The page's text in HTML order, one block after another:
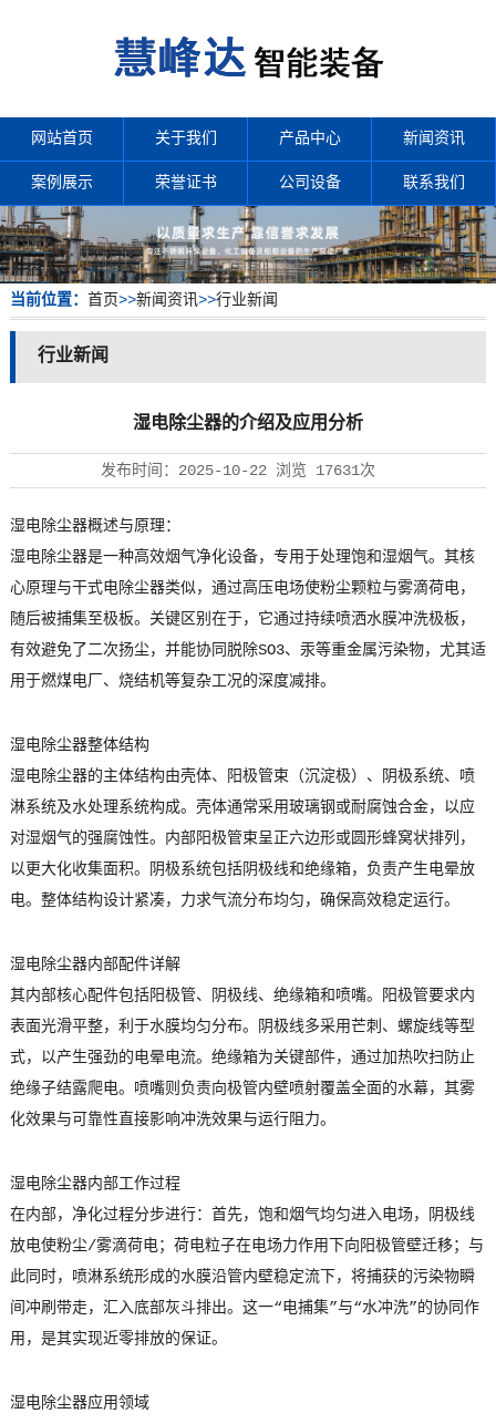
网站首页 关于我们 产品中心 新闻资讯
案例展示 荣誉证书 公司设备 联系我们
当前位置： 首页>>新闻资讯>>行业新闻
行业新闻
湿电除尘器的介绍及应用分析
发布时间： 2025-10-22浏览 17631次
湿电除尘器概述与原理：
湿电除尘器是一种高效烟气净化设备，专用于处理饱和湿烟气。其核
心原理与干式电除尘器类似，通过高压电场使粉尘颗粒与雾滴荷电，
随后被捕集至极板。关键区别在于，它通过持续喷洒水膜冲洗极板，
有效避免了二次扬尘，并能协同脱除SO3、汞等重金属污染物，尤其适
用于燃煤电厂、烧结机等复杂工况的深度减排。
湿电除尘器整体结构
湿电除尘器的主体结构由壳体、阳极管束（沉淀极）、阴极系统、喷
淋系统及水处理系统构成。壳体通常采用玻璃钢或耐腐蚀合金，以应
对湿烟气的强腐蚀性。内部阳极管束呈正六边形或圆形蜂窝状排列，
以更大化收集面积。阴极系统包括阴极线和绝缘箱，负责产生电晕放
电。整体结构设计紧凑，力求气流分布均匀，确保高效稳定运行。
湿电除尘器内部配件详解
其内部核心配件包括阳极管、阴极线、绝缘箱和喷嘴。阳极管要求内
表面光滑平整，利于水膜均匀分布。阴极线多采用芒刺、螺旋线等型
式，以产生强劲的电晕电流。绝缘箱为关键部件，通过加热吹扫防止
绝缘子结露爬电。喷嘴则负责向极管内壁喷射覆盖全面的水幕，其雾
化效果与可靠性直接影响冲洗效果与运行阻力。
湿电除尘器内部工作过程
在内部，净化过程分步进行：首先，饱和烟气均匀进入电场，阴极线
放电使粉尘/雾滴荷电；荷电粒子在电场力作用下向阳极管壁迁移；与
此同时，喷淋系统形成的水膜沿管内壁稳定流下，将捕获的污染物瞬
间冲刷带走，汇入底部灰斗排出。这一“电捕集”与“水冲洗”的协同作
用，是其实现近零排放的保证。
湿电除尘器应用领域